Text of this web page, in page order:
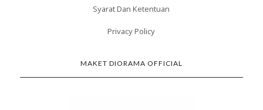
Syarat Dan Ketentuan
Privacy Policy
MAKET DIORAMA OFFICIAL